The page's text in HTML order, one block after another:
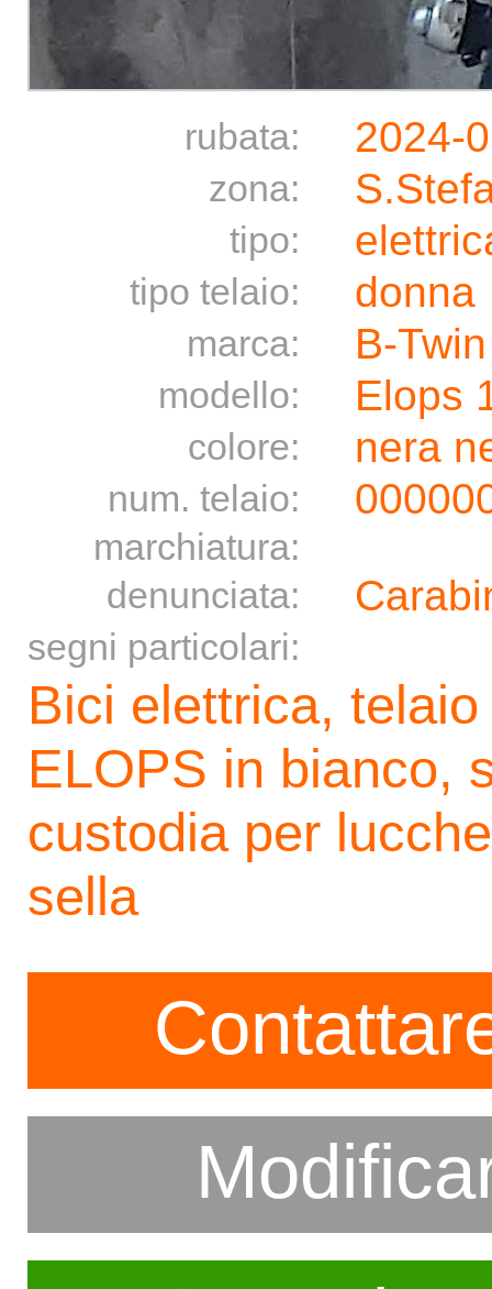
rubata: 2024-
zona:
tipo:
tipo telaio: donna
marca: B-
modello: Elops
colore: nera
num. telaio:
marchiatura:
denunciata:
segni particolari:
Bici elettrica,
ELOPS in bianco,
custodia per
sella